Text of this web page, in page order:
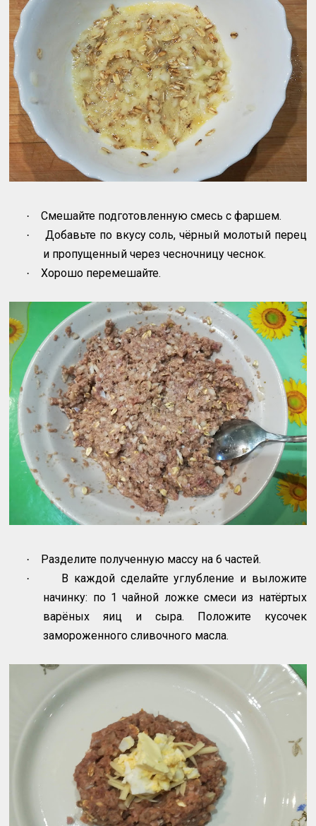
· Смешайте подготовленную смесь с фаршем.
·
Добавьте по вкусу соль, чёрный молотый перец
и пропущенный через чесночницу чеснок.
· Хорошо перемешайте.
· Разделите полученную массу на 6 частей.
·
В каждой сделайте углубление и выложите
начинку: по 1 чайной ложке смеси из натёртых
варёных яиц и сыра. Положите кусочек
замороженного сливочного масла.